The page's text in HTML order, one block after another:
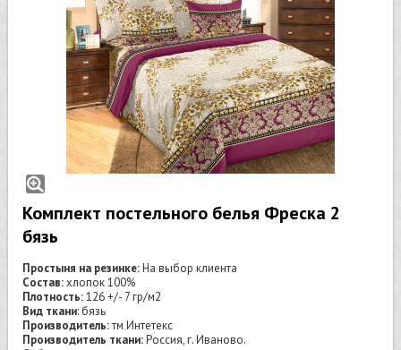
Комплект постельного белья Фреска 2
бязь
Простыня на резинке:На выбор клиента
Состав:хлопок 100%
Плотность:126 +/- 7 гр/м2
Вид ткани: бязь
Производитель:тм Интетекс
Производитель ткани:Россия, г. Иваново.